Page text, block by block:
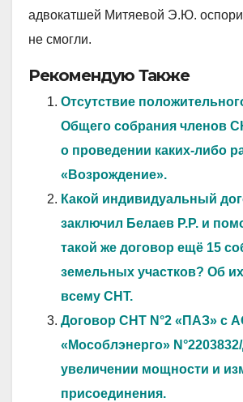
адвокатшей Митяевой Э.Ю.
не смогли.
Рекомендую Также
Отсутствие
Общего собрания членов
о проведении каких-либо
«Возрождение».
Какой индивидуальный
заключил Белаев Р.Р. и
такой же договор ещё 15
земельных участков? Об
всему СНТ.
Договор СНТ N°2 «ПАЗ» с
«Мособлэнерго»
увеличении мощности и
присоединения.